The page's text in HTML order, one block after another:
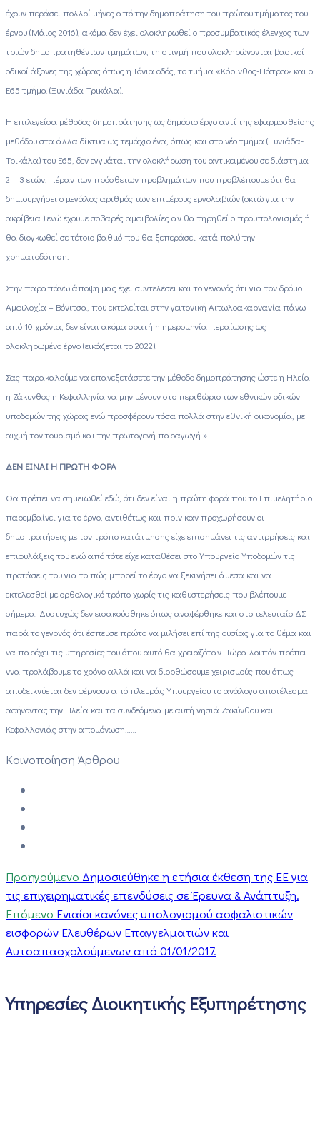
έχουν περάσει πολλοί μήνες από την δημοπράτηση του πρώτου τμήματος του
έργου (Μάιος 2016), ακόμα δεν έχει ολοκληρωθεί ο προσυμβατικός έλεγχος των
τριών δημοπρατηθέντων τμημάτων, τη στιγμή που ολοκληρώνονται βασικοί
οδικοί άξονες της χώρας όπως η Ιόνια οδός, το τμήμα «Κόρινθος-Πάτρα» και ο
Ε65 τμήμα (Ξυνιάδα-Τρικάλα).
Η επιλεγείσα μέθοδος δημοπράτησης ως δημόσιο έργο αντί της εφαρμοσθείσης
μεθόδου στα άλλα δίκτυα ως τεμάχιο ένα, όπως και στο νέο τμήμα (Ξυνιάδα-
Τρικάλα) του Ε65, δεν εγγυάται την ολοκλήρωση του αντικειμένου σε διάστημα
2 – 3 ετών, πέραν των πρόσθετων προβλημάτων που προβλέπουμε ότι θα
δημιουργήσει ο μεγάλος αριθμός των επιμέρους εργολαβιών (οκτώ για την
ακρίβεια ) ενώ έχουμε σοβαρές αμφιβολίες αν θα τηρηθεί ο προϋπολογισμός ή
θα διογκωθεί σε τέτοιο βαθμό που θα ξεπεράσει κατά πολύ την
χρηματοδότηση.
Στην παραπάνω άποψη μας έχει συντελέσει και το γεγονός ότι για τον δρόμο
Αμφιλοχία – Βόνιτσα, που εκτελείται στην γειτονική Αιτωλοακαρνανία πάνω
από 10 χρόνια, δεν είναι ακόμα ορατή η ημερομηνία περαίωσης ως
ολοκληρωμένο έργο (εικάζεται το 2022).
Σας παρακαλούμε να επανεξετάσετε την μέθοδο δημοπράτησης ώστε η Ηλεία
η Ζάκυνθος η Κεφαλληνία να μην μένουν στο περιθώριο των εθνικών οδικών
υποδομών της χώρας ενώ προσφέρουν τόσα πολλά στην εθνική οικονομία, με
αιχμή τον τουρισμό και την πρωτογενή παραγωγή.»
ΔΕΝ ΕΙΝΑΙ Η ΠΡΩΤΗ ΦΟΡΑ
Θα πρέπει να σημειωθεί εδώ, ότι δεν είναι η πρώτη φορά που το Επιμελητήριο
παρεμβαίνει για το έργο, αντιθέτως και πριν καν προχωρήσουν οι
δημοπρατήσεις με τον τρόπο κατάτμησης είχε επισημάνει τις αντιρρήσεις και
επιφυλάξεις του ενώ από τότε είχε καταθέσει στο Υπουργείο Υποδομών τις
προτάσεις του για το πώς μπορεί το έργο να ξεκινήσει άμεσα και να
εκτελεσθεί με ορθολογικό τρόπο χωρίς τις καθυστερήσεις που βλέπουμε
σήμερα. Δυστυχώς δεν εισακούσθηκε όπως αναφέρθηκε και στο τελευταίο ΔΣ
παρά το γεγονός ότι έσπευσε πρώτο να μιλήσει επί της ουσίας για το θέμα και
να παρέχει τις υπηρεσίες του όπου αυτό θα χρειαζόταν. Τώρα λοιπόν πρέπει
ννα προλάβουμε το χρόνο αλλά και να διορθώσουμε χειρισμούς που όπως
αποδεικνύεται δεν φέρνουν από πλευράς Υπουργείου το ανάλογο αποτέλεσμα
αφήνοντας την Ηλεία και τα συνδεόμενα με αυτή νησιά Ζακύνθου και
Κεφαλλονιάς στην απομόνωση……
Κοινοποίηση Άρθρου
Προηγούμενο Δημοσιεύθηκε η ετήσια έκθεση της ΕΕ για
τις επιχειρηματικές επενδύσεις σε Έρευνα & Ανάπτυξη.
Επόμενο Ενιαίοι κανόνες υπολογισμού ασφαλιστικών
εισφορών Ελευθέρων Επαγγελματιών και
Αυτοαπασχολούμενων από 01/01/2017.
Υπηρεσίες Διοικητικής Εξυπηρέτησης